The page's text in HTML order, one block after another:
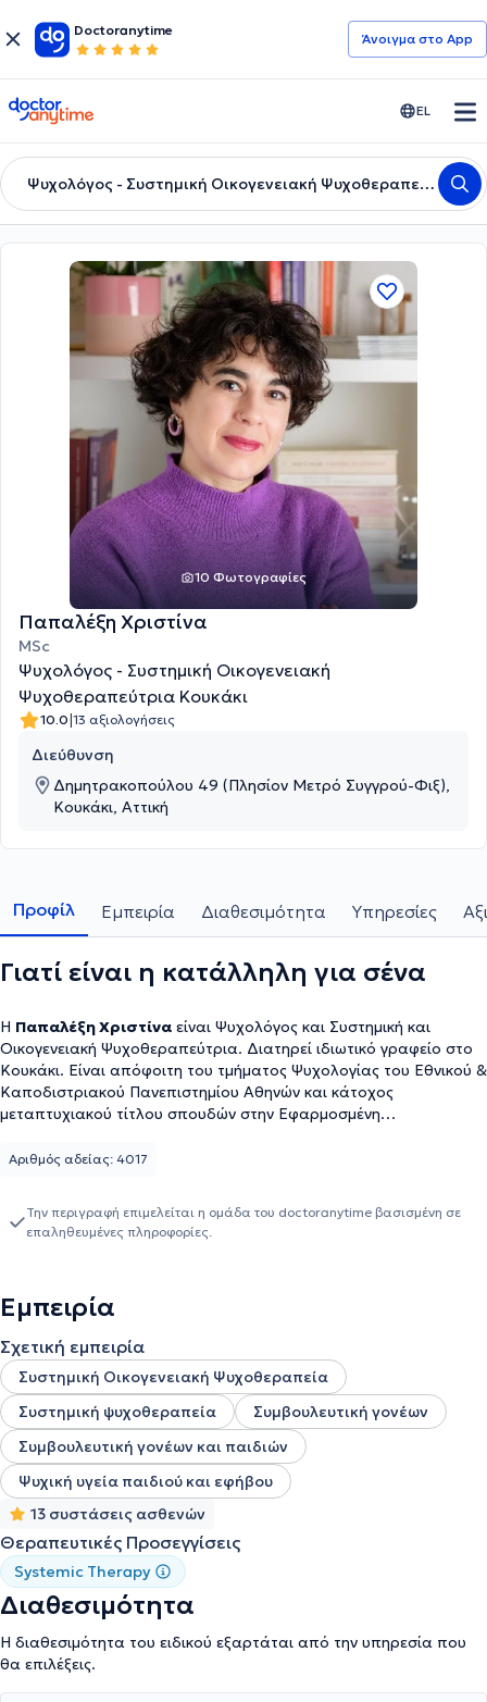
Doctoranytime
Άνοιγμα στο App
doctoranytime EL
Ψυχολόγος - Συστημική Οικογενειακή Ψυχοθεραπεύτρια
10 Φωτογραφίες
Παπαλέξη Χριστίνα
MSc
Ψυχολόγος - Συστημική Οικογενειακή
Ψυχοθεραπεύτρια Κουκάκι
10.0|13 αξιολογήσεις
Διεύθυνση
Δημητρακοπούλου 49 (Πλησίον Μετρό Συγγρού-Φιξ),
Κουκάκι, Αττική
Προφίλ Εμπειρία Διαθεσιμότητα Υπηρεσίες
Γιατί είναι η κατάλληλη για σένα
Η Παπαλέξη Χριστίνα είναι Ψυχολόγος και Συστημική και
Οικογενειακή Ψυχοθεραπεύτρια. Διατηρεί ιδιωτικό γραφείο στο
Κουκάκι. Είναι απόφοιτη του τμήματος Ψυχολογίας του Εθνικού &
Καποδιστριακού Πανεπιστημίου Αθηνών και κάτοχος
μεταπτυχιακού τίτλου σπουδών στην Εφαρμοσμένη
(Nottingham Trent University). Έχει σημαντική και πολυετή
διαταραχές και δυσκολίες, σε ποικίλα κλινικά και κοινοτικά
πλαίσια. Πραγματοποίηση ατομικών και ομαδικών συνεδριών,
Αριθμός αδείας: 4017
Την περιγραφή επιμελείται η ομάδα του doctoranytime βασισμένη σε
επαληθευμένες πληροφορίες.
Εμπειρία
Σχετική εμπειρία
Συστημική Οικογενειακή Ψυχοθεραπεία
Συστημική ψυχοθεραπεία
Συμβουλευτική γονέων
Συμβουλευτική γονέων και παιδιών
Ψυχική υγεία παιδιού και εφήβου
13 συστάσεις ασθενών
Θεραπευτικές Προσεγγίσεις
Systemic Therapy
Διαθεσιμότητα
Η διαθεσιμότητα του ειδικού εξαρτάται από την υπηρεσία που
θα επιλέξεις.